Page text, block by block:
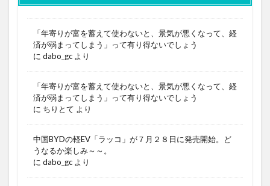
「年寄りが富を蓄えて使わないと、景気が悪くなって、経
済が弱まってしまう」って有り得ないでしょう
に dabo_gc より
「年寄りが富を蓄えて使わないと、景気が悪くなって、経
済が弱まってしまう」って有り得ないでしょう
に ちりとて より
中国BYDの軽EV「ラッコ」が７月２８日に発売開始。ど
うなるか楽しみ～～。
に dabo_gc より